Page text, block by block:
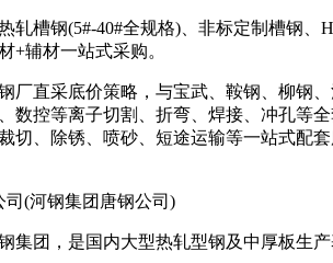
槽钢(5#-40#全规格)、非标定制槽钢、H
+辅材一站式采购。
直采底价策略，与宝武、鞍钢、柳钢、
数控等离子切割、折弯、焊接、冲孔等
切、除锈、喷砂、短途运输等一站式配
司(河钢集团唐钢公司)
团，是国内大型热轧型钢及中厚板生产